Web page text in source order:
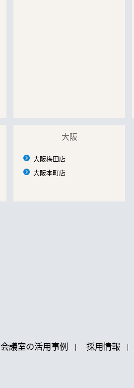
大阪
大阪梅田店
大阪本町店
会議室の活用事例 | 採用情報 |